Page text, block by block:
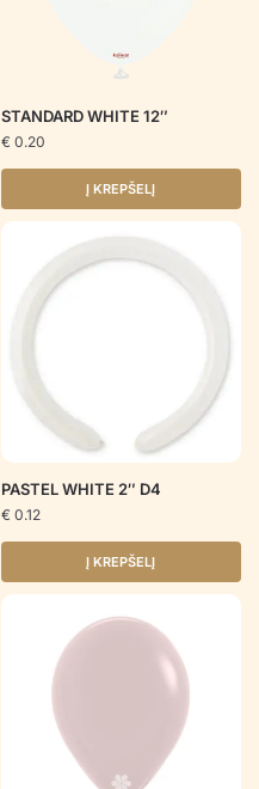
STANDARD WHITE 12″
€ 0.20
Į KREPŠELĮ
PASTEL WHITE 2″ D4
€ 0.12
Į KREPŠELĮ